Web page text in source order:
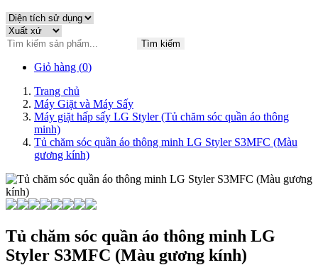
Tìm kiếm
Giỏ hàng (0)
Trang chủ
Máy Giặt và Máy Sấy
Máy giặt hấp sấy LG Styler (Tủ chăm sóc quần áo thông
minh)
Tủ chăm sóc quần áo thông minh LG Styler S3MFC (Màu
gương kính)
Tủ chăm sóc quần áo thông minh LG
Styler S3MFC (Màu gương kính)